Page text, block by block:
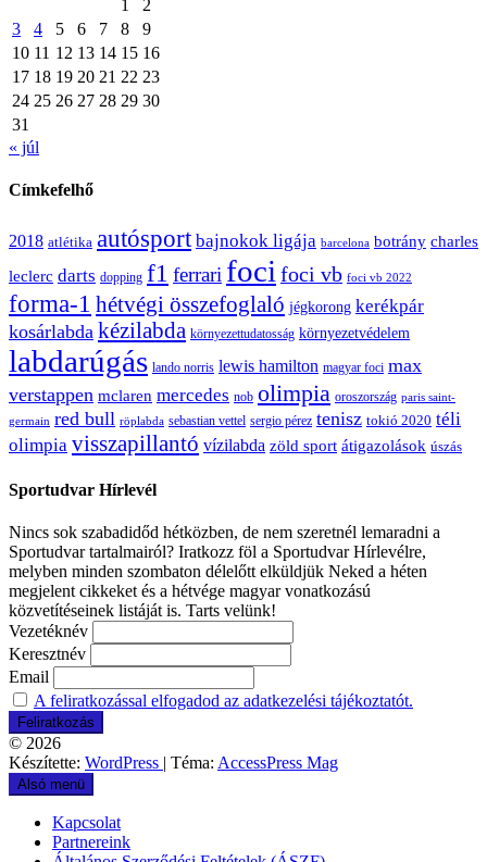
1
2
3
4 5 6 7 8
9
10 11 12 13 14 15 16
17 18 19 20 21 22 23
24 25 26 27 28 29 30
31
« júl
Címkefelhő
2018 atlétika autósport bajnokok ligája barcelona botrány charles
leclerc darts dopping f1 ferrari foci foci vb foci vb 2022
forma-1 hétvégi összefoglaló jégkorong kerékpár
kosárlabda kézilabda környezettudatosság környezetvédelem
labdarúgás lando norris lewis hamilton magyar foci max
verstappen mclaren mercedes nob olimpia oroszország paris saint-
germain red bull röplabda sebastian vettel sergio pérez tenisz tokió 2020 téli
olimpia visszapillantó vízilabda zöld sport átigazolások úszás
Sportudvar Hírlevél
Nincs sok szabadidőd hétközben, de nem szeretnél lemaradni a
Sportudvar tartalmairól? Iratkozz föl a Sportudvar Hírlevélre,
melyben minden szombaton délelőtt elküldjük Neked a héten
megjelent cikkeket és a hétvége magyar vonatkozású
közvetítéseinek listáját is. Tarts velünk!
Vezetéknév
Keresztnév
Email
A feliratkozással elfogadod az adatkezelési tájékoztatót.
© 2026
Készítette: WordPress | Téma: AccessPress Mag
Alsó menü
Kapcsolat
Partnereink